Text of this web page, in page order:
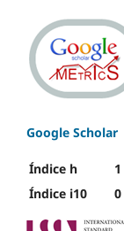
Google Scholar
Índice h 1
Índice i10
0